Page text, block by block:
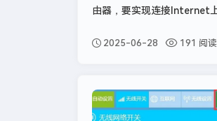
由器，要实现连接Internet
2025-06-28 191 阅读